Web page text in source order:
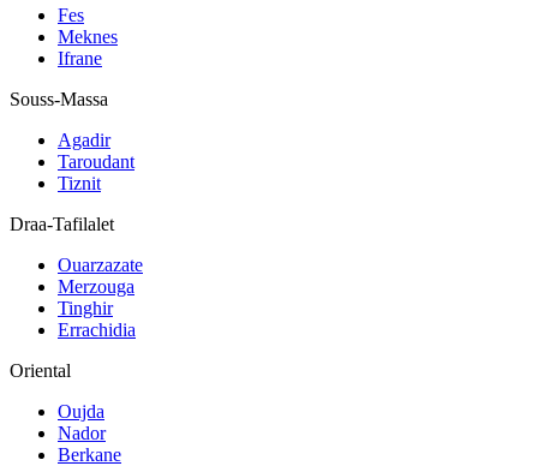
Fes
Meknes
Ifrane
Souss-Massa
Agadir
Taroudant
Tiznit
Draa-Tafilalet
Ouarzazate
Merzouga
Tinghir
Errachidia
Oriental
Oujda
Nador
Berkane